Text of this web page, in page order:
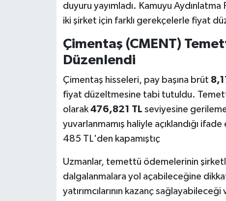
duyuru yayımladı. Kamuyu
iki şirket için farklı gerekçelerle fiyat
Çimentaş (CMENT)
Düzenlendi
Çimentaş hisseleri, pay başına brüt
fiyat düzeltmesine tabi tutuldu.
olarak476,821 TL seviyesine
yuvarlanmamış haliyle açıklandığı
485 TL'den kapamıştıç
Uzmanlar, temettü ödemelerinin
dalgalanmalara yol açabileceğine
yatırımcılarının kazanç sağlayabileceği